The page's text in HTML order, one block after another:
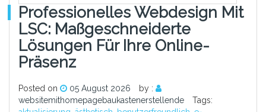
Professionelles Webdesign Mit
LSC: Maßgeschneiderte
Lösungen Für Ihre Online-
Präsenz
Posted on 05 August 2026
by :
websitemithomepagebaukastenerstellende
Tags: